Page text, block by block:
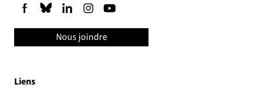
Liens
Nous joindre